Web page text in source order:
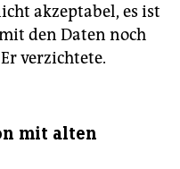
akzeptabel, es ist
den Daten noch
verzichtete.
mit alten